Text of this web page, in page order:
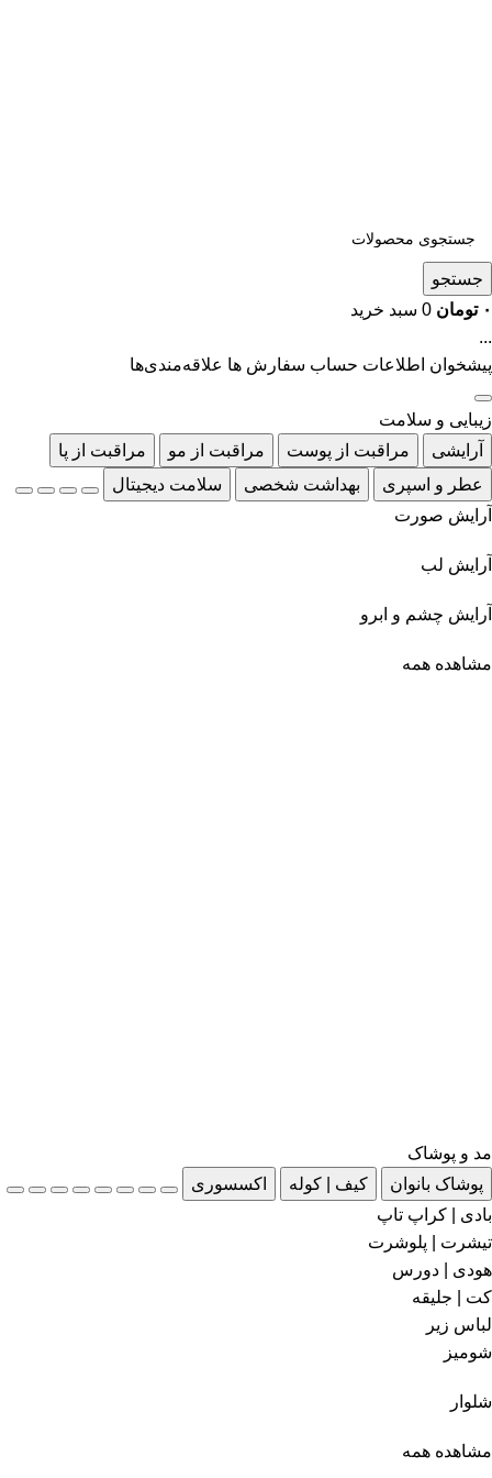
جستجو
۰ تومان 0 سبد خرید
...
پیشخوان اطلاعات حساب سفارش ها علاقه‌مندی‌ها
زیبایی و سلامت
آرایشی
مراقبت از پوست مراقبت از مو
مراقبت از پا
عطر و اسپری
بهداشت شخصی
سلامت دیجیتال
آرایش صورت
آرایش لب
آرایش چشم و ابرو
مشاهده همه
مد و پوشاک
پوشاک بانوان
کیف | کوله
اکسسوری
بادی | کراپ تاپ
تیشرت | پلوشرت
هودی | دورس
کت | جلیقه
لباس زیر
شومیز
شلوار
مشاهده همه